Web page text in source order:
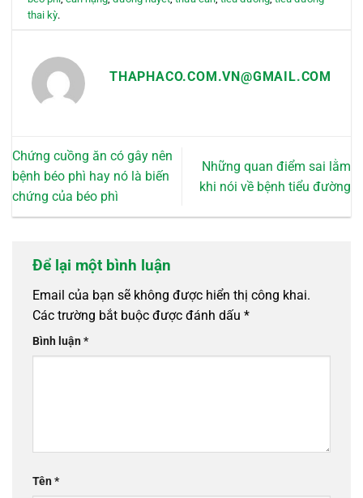
sản
thai kỳ.
THAPHACO.COM.VN@GMAIL.COM
Chứng cuồng ăn có gây nên
bệnh béo phì hay nó là biến
chứng của béo phì
Những quan điểm sai lằm
khi nói về bệnh tiểu đường
Để lại một bình luận
Email của bạn sẽ không được hiển thị công khai.
Các trường bắt buộc được đánh dấu *
Bình luận*
Tên*